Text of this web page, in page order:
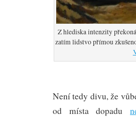
Z hlediska intenzity
zatím lidstvo přímou
Není tedy divu, že
od místa dopadu